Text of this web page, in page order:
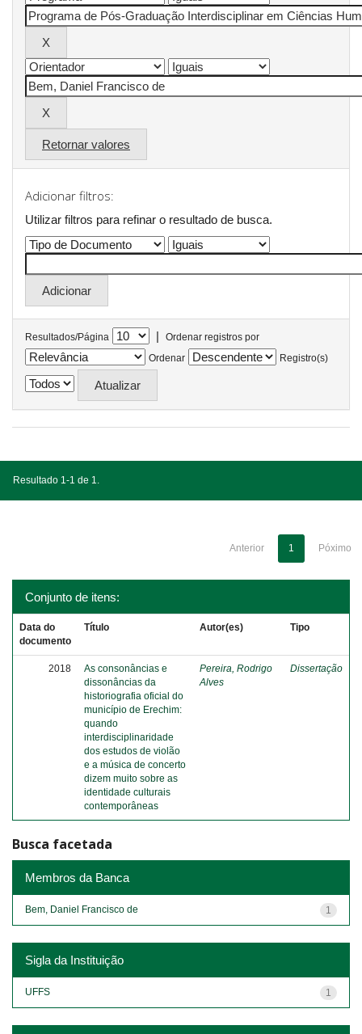
Retornar valores
Adicionar filtros:
Utilizar filtros para refinar o resultado de busca.
Resultados/Página |
Ordenar registros por
Ordenar
Registro(s)
Resultado 1-1 de 1.
Anterior 1 Póximo
Conjunto de itens:
Data do
documento
Título Autor(es) Tipo
2018
As consonâncias e
dissonâncias da
historiografia oficial do
município de Erechim:
quando
interdisciplinaridade
dos estudos de violão
e a música de concerto
dizem muito sobre as
identidade culturais
contemporâneas
Pereira, Rodrigo
Alves
Dissertação
Busca facetada
Membros da Banca
1
Bem, Daniel Francisco de
Sigla da Instituição
1
UFFS